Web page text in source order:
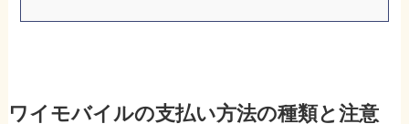
ワイモバイルの支払い方法の種類と注意